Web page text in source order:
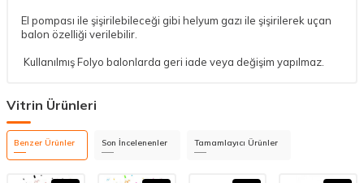
El pompası ile şişirilebileceği gibi helyum gazı ile şişirilerek uçan
balon özelliği verilebilir.
Kullanılmış Folyo balonlarda geri iade veya değişim yapılmaz.
Vitrin Ürünleri
Benzer Ürünler Son İncelenenler Tamamlayıcı Ürünler